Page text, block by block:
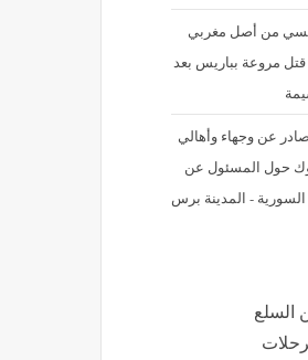
من أصل مغربي
مروعة بباريس بعد
عن وجهاء وأهالي
حول المسئول عن
السورية - المدينة برس
السلع